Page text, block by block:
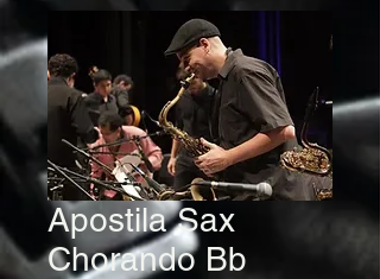
Apostila Sax
Chorando Bb